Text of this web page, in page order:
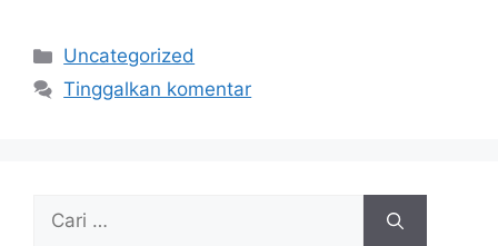
Kategori
Uncategorized
Tinggalkan komentar
Cari